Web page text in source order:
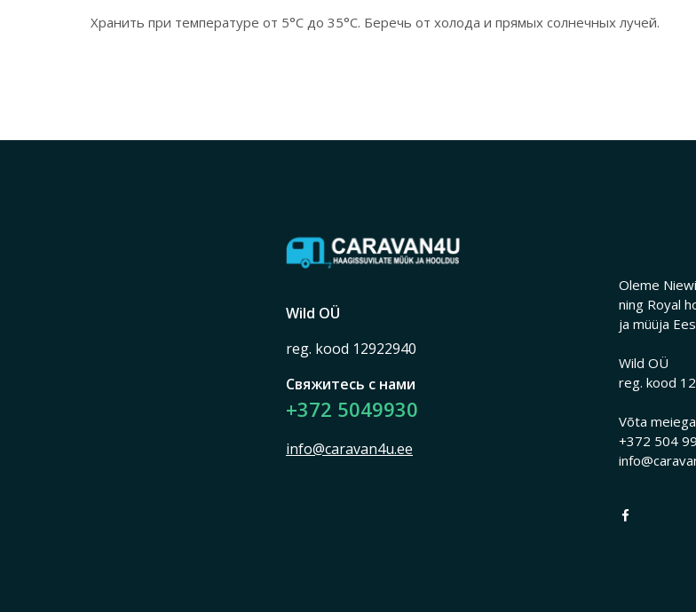
Хранить при температуре от 5°C до 35°C. Беречь от холода и прямых солнечных лучей.
Wild OÜ
reg. kood 12922940
Свяжитесь с нами
+372 5049930
info@caravan4u.ee
Oleme
ning Royal
ja müüja
Wild OÜ
reg. kood
Võta
+372 504